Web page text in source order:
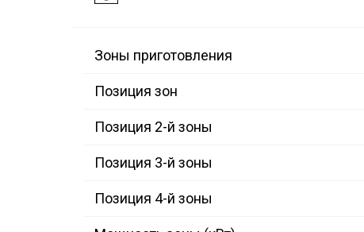
Зоны приготовления
Позиция зон
Позиция 2-й зоны
Позиция 3-й зоны
Позиция 4-й зоны